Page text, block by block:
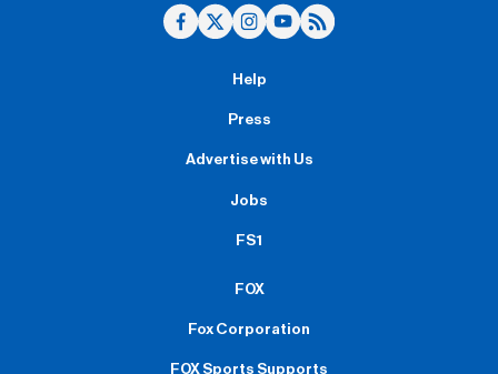
Help
Press
Advertise with Us
Jobs
FS1
FOX
Fox Corporation
FOX Sports Supports